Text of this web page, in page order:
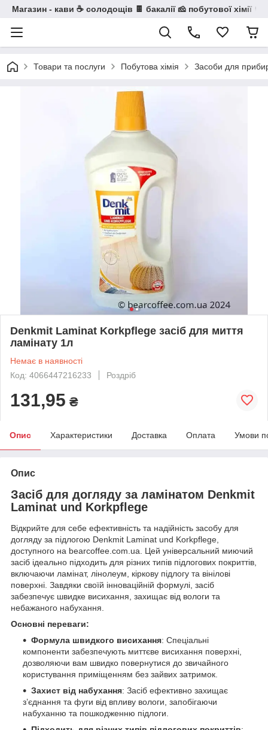
Магазин - кави ☕ солодощів 🍫 бакалії 🧀 побутової хімії 🧼
Товари та послуги Побутова хімія Засоби для
Denkmit Laminat Korkpflege засіб для миття
ламінату 1л
Немає в наявності
Код: 4066447216233
Роздріб
131,95 ₴
Опис Характеристики Доставка Оплата Умови
Опис
Засіб для догляду за ламінатом Denkmit
Laminat und Korkpflege
Відкрийте для себе ефективність та надійність засобу для
догляду за підлогою Denkmit Laminat und Korkpflege,
доступного на bearcoffee.com.ua. Цей універсальний миючий
засіб ідеально підходить для різних типів підлогових покриттів,
включаючи ламінат, лінолеум, кіркову підлогу та вінілові
поверхні. Завдяки своїй інноваційній формулі, засіб
забезпечує швидке висихання, захищає від вологи та
небажаного набухання.
Основні переваги:
Формула швидкого висихання: Спеціальні
компоненти забезпечують миттєве висихання поверхні,
дозволяючи вам швидко повернутися до звичайного
користування приміщенням без зайвих затримок.
Захист від набухання: Засіб ефективно захищає
з’єднання та фуги від впливу вологи, запобігаючи
набуханню та пошкодженню підлоги.